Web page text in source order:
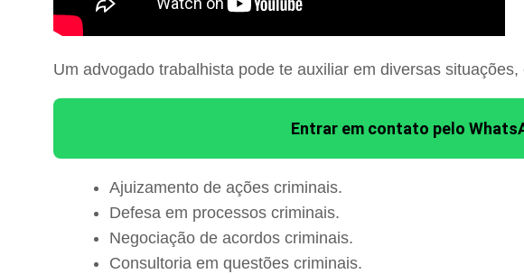
Um advogado trabalhista pode te auxiliar em diversas situações,
Entrar em contato pelo
Ajuizamento de ações criminais.
Defesa em processos criminais.
Negociação de acordos criminais.
Consultoria em questões criminais.